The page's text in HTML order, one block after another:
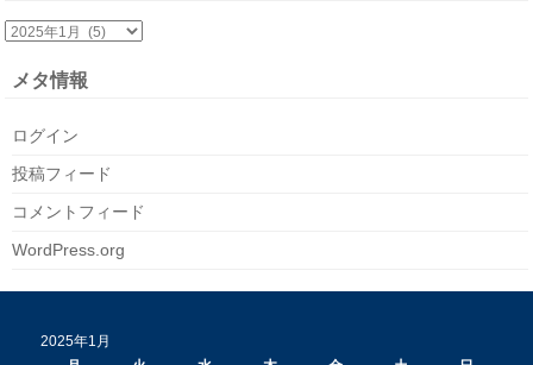
メタ情報
ログイン
投稿フィード
コメントフィード
WordPress.org
2025年1月